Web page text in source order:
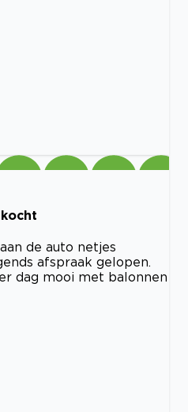
de auto netjes
afspraak gelopen.
dag mooi met balonnen